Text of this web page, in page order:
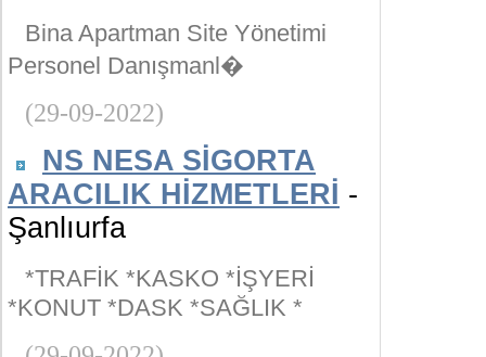
Bina Apartman Site Yönetimi
Personel Danışmanl�
(29-09-2022)
NS NESA SİGORTA
ARACILIK HİZMETLERİ -
Şanlıurfa
*TRAFİK *KASKO *İŞYERİ
*KONUT *DASK *SAĞLIK *